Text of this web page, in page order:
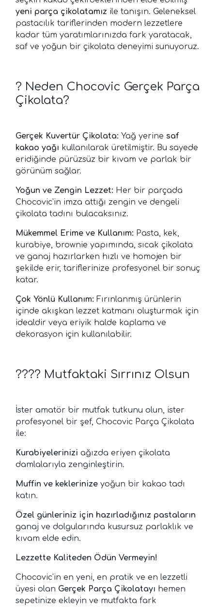
yeni parça çikolatamız ile tanışın. Geleneksel
pastacılık tariflerinden modern lezzetlere
kadar tüm yaratımlarınızda fark yaratacak,
saf ve yoğun bir çikolata deneyimi sunuyoruz.
? Neden Chocovic Gerçek Parça
Çikolata?
Gerçek Kuvertür Çikolata: Yağ yerine saf
kakao yağı kullanılarak üretilmiştir. Bu sayede
eridiğinde pürüzsüz bir kıvam ve parlak bir
görünüm sağlar.
Yoğun ve Zengin Lezzet: Her bir parçada
Chocovic'in imza attığı zengin ve dengeli
çikolata tadını bulacaksınız.
Mükemmel Erime ve Kullanım: Pasta, kek,
kurabiye, brownie yapımında, sıcak çikolata
ve ganaj hazırlarken hızlı ve homojen bir
şekilde erir, tariflerinize profesyonel bir sonuç
katar.
Çok Yönlü Kullanım: Fırınlanmış ürünlerin
içinde akışkan lezzet katmanı oluşturmak için
idealdir veya eriyik halde kaplama ve
dekorasyon için kullanılabilir.
??‍?? Mutfaktaki Sırrınız Olsun
İster amatör bir mutfak tutkunu olun, ister
profesyonel bir şef, Chocovic Parça Çikolata
ile:
Kurabiyelerinizi ağızda eriyen çikolata
damlalarıyla zenginleştirin.
Muffin ve keklerinize yoğun bir kakao tadı
katın.
Özel günleriniz için hazırladığınız pastaların
ganaj ve dolgularında kusursuz parlaklık ve
kıvam elde edin.
Lezzette Kaliteden Ödün Vermeyin!
Chocovic'in en yeni, en pratik ve en lezzetli
üyesi olan Gerçek Parça Çikolatayı hemen
sepetinize ekleyin ve mutfakta fark